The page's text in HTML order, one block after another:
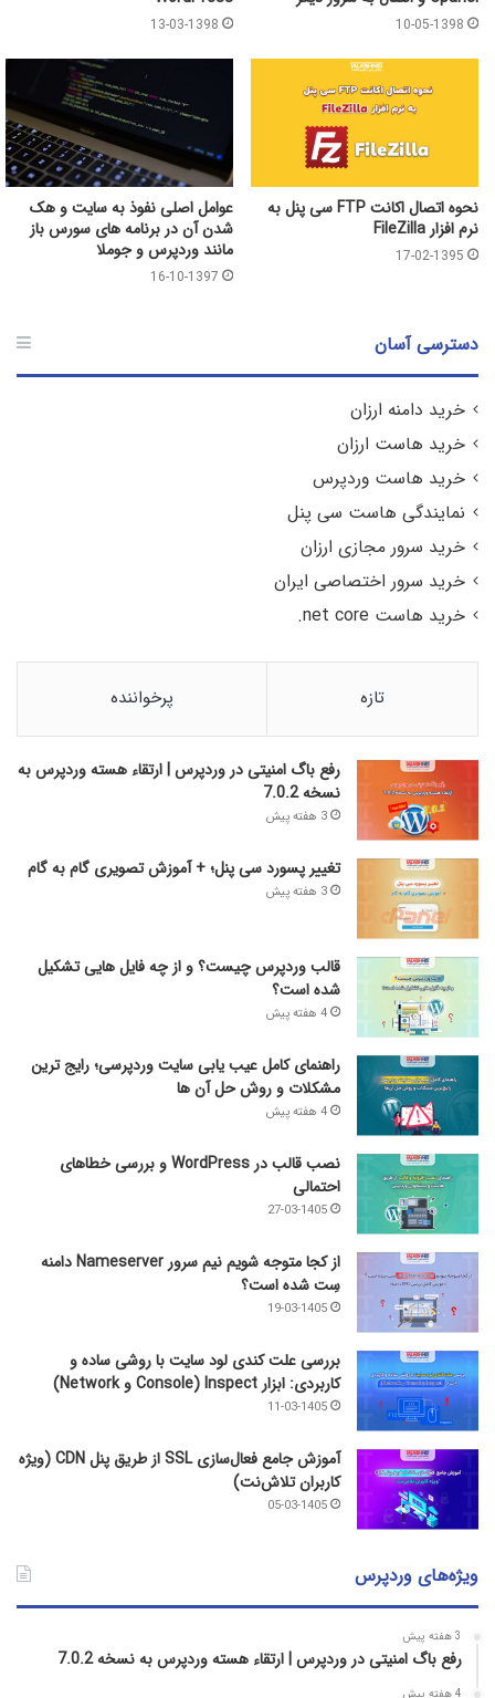
10-05-1398
13-03-1398
نحوه اتصال اکانت FTP سی پنل به
نرم افزار FileZilla
17-02-1395
عوامل اصلی نفوذ به سایت و هک
شدن آن در برنامه های سورس باز
مانند وردپرس و جوملا
16-10-1397
دسترسی آسان
خرید دامنه ارزان
خرید هاست ارزان
خرید هاست وردپرس
نمایندگی هاست سی پنل
خرید سرور مجازی ارزان
خرید سرور اختصاصی ایران
خرید هاست net core.
تازه پرخواننده
رفع باگ امنیتی در وردپرس | ارتقاء هسته وردپرس به
نسخه 7.0.2
3 هفته پیش
تغییر پسورد سی پنل؛ + آموزش تصویری گام به گام
3 هفته پیش
قالب وردپرس چیست؟ و از چه فایل­ هایی تشکیل
شده است؟
4 هفته پیش
راهنمای کامل عیب‌ یابی سایت وردپرسی؛ رایج‌ ترین
مشکلات و روش حل آن‌ ها
4 هفته پیش
نصب قالب در WordPress و بررسی خطاهای
احتمالی
27-03-1405
از کجا متوجه شویم نیم ‌سرور Nameserver دامنه
سِت شده است؟
19-03-1405
بررسی علت کندی لود سایت با روشی ساده و
کاربردی: ابزار Inspect (Console و Network)
11-03-1405
آموزش جامع فعال‌سازی SSL از طریق پنل CDN (ویژه
کاربران تلاش‌نت)
05-03-1405
ویژه‌های وردپرس
3 هفته پیش
رفع باگ امنیتی در وردپرس | ارتقاء هسته وردپرس به نسخه 7.0.2
4 هفته پیش